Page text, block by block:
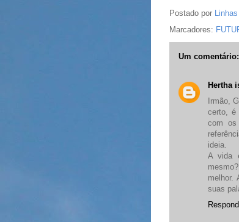
Postado por
Marcadores:
Um comentário:
Hertha
Irmão,
certo, é
com
ideia.
A vida
melhor.
suas